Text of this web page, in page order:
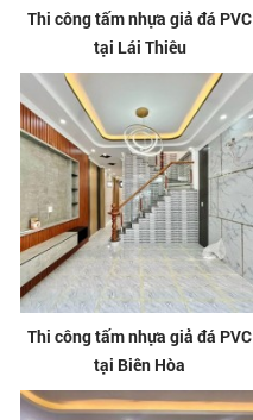
Thi công tấm nhựa giả đá PVC
tại Lái Thiêu
Thi công tấm nhựa giả đá PVC
tại Biên Hòa